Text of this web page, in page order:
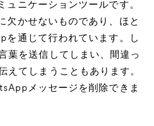
ニケーションツールです。
欠かせないものであり、ほと
を通じて行われています。し
葉を送信してしまい、間違っ
えてしまうこともあります。
メッセージを削除できま